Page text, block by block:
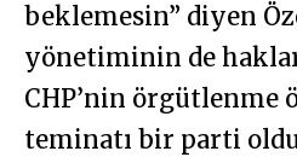
beklemesin” diyen
yönetiminin de
CHP’nin örgütlenme
teminatı bir parti